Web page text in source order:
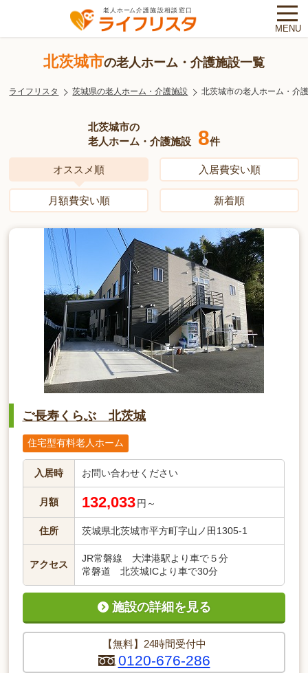
MENU
北茨城市の老人ホーム・介護施設一覧
ライフリスタ 茨城県の老人ホーム・介護施設 北茨城市の老人ホーム・介
北茨城市の
老人ホーム・介護施設
8件
オススメ順 入居費安い順
月額費安い順 新着順
ご長寿くらぶ 北茨城
住宅型有料老人ホーム
入居時 お問い合わせください
月額 132,033 円～
住所 茨城県北茨城市平方町字山ノ田1305-1
アクセス
JR常磐線 大津港駅より車で５分
常磐道 北茨城ICより車で30分
【無料】24時間受付中
0120-676-286
施設の詳細を見る